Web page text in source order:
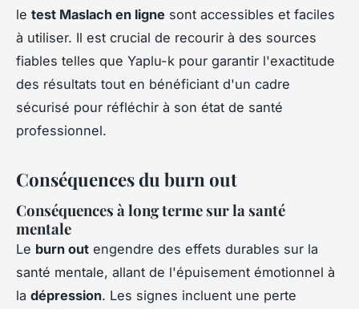
le test Maslach en ligne sont accessibles et faciles
à utiliser. Il est crucial de recourir à des sources
fiables telles que Yaplu-k pour garantir l'exactitude
des résultats tout en bénéficiant d'un cadre
sécurisé pour réfléchir à son état de santé
professionnel.
Conséquences du burn out
Conséquences à long terme sur la santé
mentale
Le burn out engendre des effets durables sur la
santé mentale, allant de l'épuisement émotionnel à
la dépression. Les signes incluent une perte